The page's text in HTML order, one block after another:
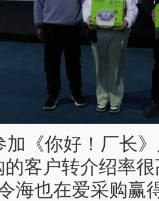
你好！厂长》
的客户转介绍率
海也在爱采购赢